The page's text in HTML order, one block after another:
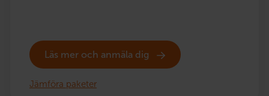
Läs mer och anmäla dig
Jämföra paketer